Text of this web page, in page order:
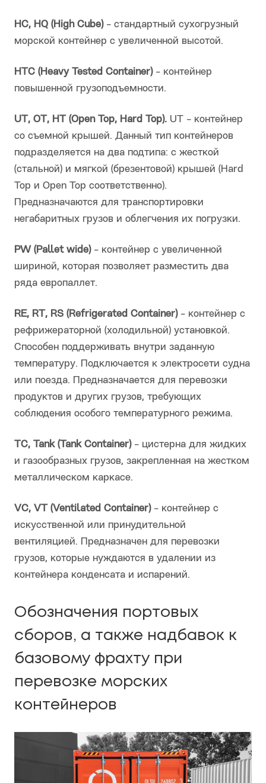
HC, HQ (High Cube)- стандартный сухогрузный
морской контейнер с увеличенной высотой.
HTC (Heavy Tested Container)- контейнер
повышенной грузоподъемности.
UT, OT, HT (Open Top, Hard Top). UT - контейнер
со съемной крышей. Данный тип контейнеров
подразделяется на два подтипа: с жесткой
(стальной) и мягкой (брезентовой) крышей (Hard
Top и Open Top соответственно).
Предназначаются для транспортировки
негабаритных грузов и облегчения их погрузки.
PW (Pallet wide)- контейнер с увеличенной
шириной, которая позволяет разместить два
ряда европаллет.
RE, RT, RS (Refrigerated Container)- контейнер с
рефрижераторной (холодильной) установкой.
Способен поддерживать внутри заданную
температуру. Подключается к электросети судна
или поезда. Предназначается для перевозки
продуктов и других грузов, требующих
соблюдения особого температурного режима.
TC, Tank (Tank Container)- цистерна для жидких
и газообразных грузов, закрепленная на жестком
металлическом каркасе.
VC, VT (Ventilated Container)- контейнер с
искусственной или принудительной
вентиляцией. Предназначен для перевозки
грузов, которые нуждаются в удалении из
контейнера конденсата и испарений.
Обозначения портовых
сборов, а также надбавок к
базовому фрахту при
перевозке морских
контейнеров